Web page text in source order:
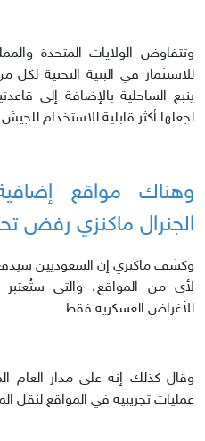
وتتفاوض الولايات المتحدة
للاستثمار في البنية التحتية لكل
ينبع الساحلية بالإضافة إلى
لجعلها أكثر قابلية للاستخدام
وهناك مواقع
الجنرال ماكنزي رفض
وكشف ماكنزي إن السعوديين
لأي من المواقع، والتي
للأغراض العسكرية فقط.
وقال كذلك إنه على مدار العام
عمليات تجريبية في المواقع لنقل